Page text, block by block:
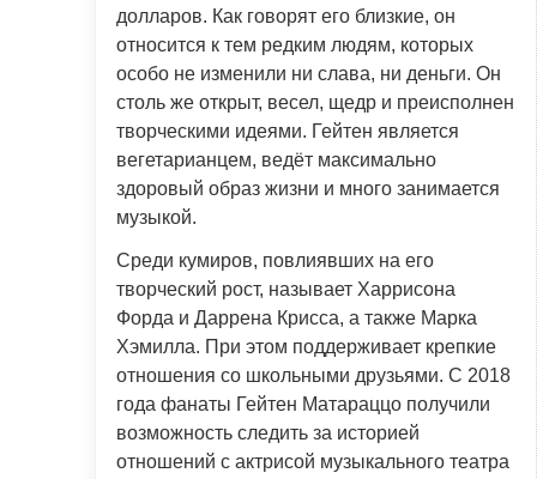
долларов. Как говорят его близкие, он
относится к тем редким людям, которых
особо не изменили ни слава, ни деньги. Он
столь же открыт, весел, щедр и преисполнен
творческими идеями. Гейтен является
вегетарианцем, ведёт максимально
здоровый образ жизни и много занимается
музыкой.
Среди кумиров, повлиявших на его
творческий рост, называет Харрисона
Форда и Даррена Крисса, а также Марка
Хэмилла. При этом поддерживает крепкие
отношения со школьными друзьями. С 2018
года фанаты Гейтен Матараццо получили
возможность следить за историей
отношений с актрисой музыкального театра